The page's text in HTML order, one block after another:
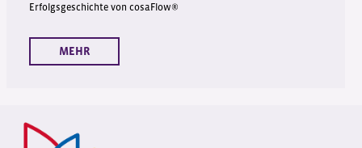
Erfolgsgeschichte von cosaFlow®
MEHR